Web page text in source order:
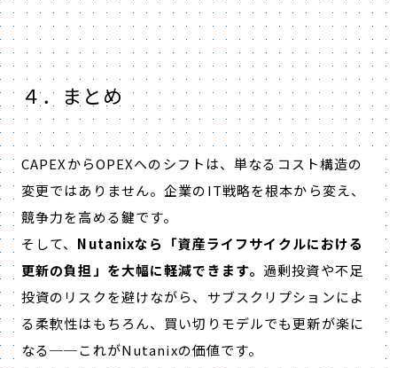
４．まとめ
CAPEXからOPEXへのシフトは、単なるコスト構造の
変更ではありません。企業のIT戦略を根本から変え、
競争力を高める鍵です。
そして、 Nutanixなら「資産ライフサイクルにおける
更新の負担」を大幅に軽減できます。 過剰投資や不足
投資のリスクを避けながら、サブスクリプションによ
る柔軟性はもちろん、買い切りモデルでも更新が楽に
なる──これがNutanixの価値です。